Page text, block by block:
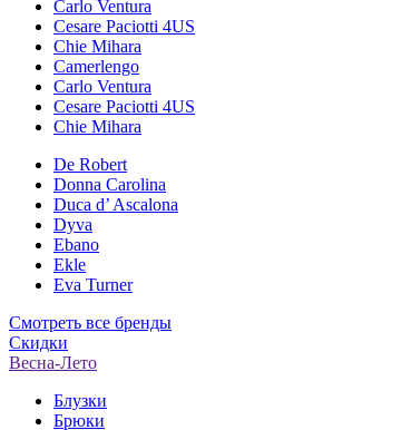
Carlo Ventura
Cesare Paciotti 4US
Chie Mihara
Camerlengo
Carlo Ventura
Cesare Paciotti 4US
Chie Mihara
De Robert
Donna Carolina
Duca d’ Ascalona
Dyva
Ebano
Ekle
Eva Turner
Смотреть все бренды
Скидки
Весна-Лето
Блузки
Брюки